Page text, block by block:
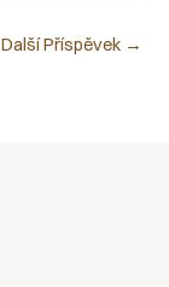
Další Příspěvek →